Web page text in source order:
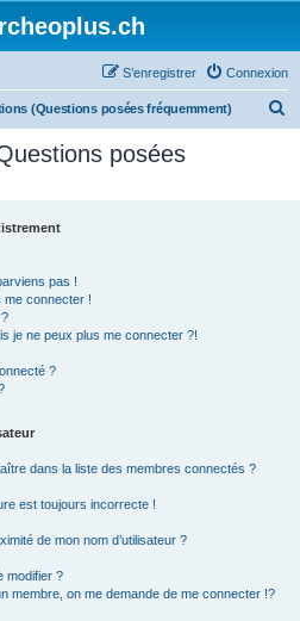
Connexion
S’enregistrer
(Questions posées fréquemment)
posées
pas !
me connecter !
je ne peux plus me connecter ?!
?
dans la liste des membres connectés ?
est toujours incorrecte !
de mon nom d’utilisateur ?
modifier ?
membre, on me demande de me connecter !?